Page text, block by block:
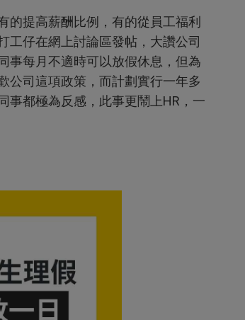
的提高薪酬比例，有的從員工福利
工仔在網上討論區發帖，大讚公司
事每月不適時可以放假休息，但為
公司這項政策，而計劃實行一年多
事都極為反感，此事更鬧上HR，一